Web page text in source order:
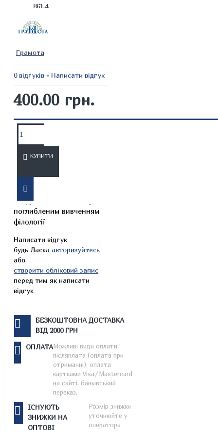
861-4
Грамота
0 відгуків - Написати відгук
400.00 грн.
КУПИТИ
ОПИС
Українська мова.
Підручник для 8 класу з
поглибленим вивченням
філології
Написати відгук
будь Ласка авторизуйтесь
або
створити обліковий запис
перед тим як написати
відгук
БЕЗКОШТОВНА ДОСТАВКА
ВІД 2000 ГРН
ОПЛАТАМожливі види оплати:
післяплата (оплата при
отриманні), оплата
картками Visa/Mastercard
на сайті, банківський
переказ.
ІСНУЮТЬ
ЗНИЖКИ НА
ОПТОВІ
Розмір знижки
уточнюйте у
оператора